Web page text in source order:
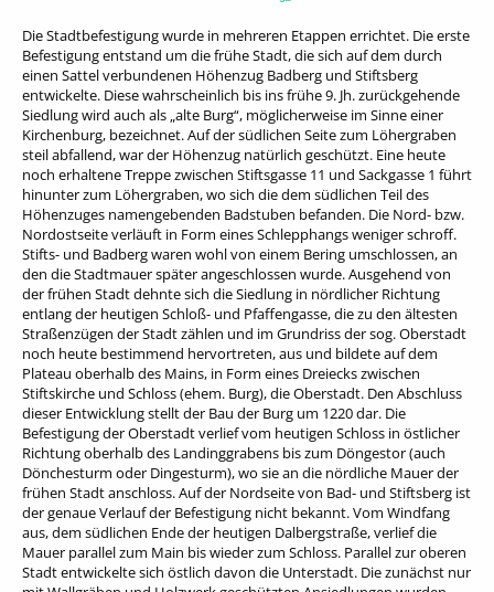
Die Stadtbefestigung wurde in mehreren Etappen errichtet. Die erste
Befestigung entstand um die frühe Stadt, die sich auf dem durch
einen Sattel verbundenen Höhenzug Badberg und Stiftsberg
entwickelte. Diese wahrscheinlich bis ins frühe 9. Jh. zurückgehende
Siedlung wird auch als „alte Burg“, möglicherweise im Sinne einer
Kirchenburg, bezeichnet. Auf der südlichen Seite zum Löhergraben
steil abfallend, war der Höhenzug natürlich geschützt. Eine heute
noch erhaltene Treppe zwischen Stiftsgasse 11 und Sackgasse 1 führt
hinunter zum Löhergraben, wo sich die dem südlichen Teil des
Höhenzuges namengebenden Badstuben befanden. Die Nord- bzw.
Nordostseite verläuft in Form eines Schlepphangs weniger schroff.
Stifts- und Badberg waren wohl von einem Bering umschlossen, an
den die Stadtmauer später angeschlossen wurde. Ausgehend von
der frühen Stadt dehnte sich die Siedlung in nördlicher Richtung
entlang der heutigen Schloß- und Pfaffengasse, die zu den ältesten
Straßenzügen der Stadt zählen und im Grundriss der sog. Oberstadt
noch heute bestimmend hervortreten, aus und bildete auf dem
Plateau oberhalb des Mains, in Form eines Dreiecks zwischen
Stiftskirche und Schloss (ehem. Burg), die Oberstadt. Den Abschluss
dieser Entwicklung stellt der Bau der Burg um 1220 dar. Die
Befestigung der Oberstadt verlief vom heutigen Schloss in östlicher
Richtung oberhalb des Landinggrabens bis zum Döngestor (auch
Dönchesturm oder Dingesturm), wo sie an die nördliche Mauer der
frühen Stadt anschloss. Auf der Nordseite von Bad- und Stiftsberg ist
der genaue Verlauf der Befestigung nicht bekannt. Vom Windfang
aus, dem südlichen Ende der heutigen Dalbergstraße, verlief die
Mauer parallel zum Main bis wieder zum Schloss. Parallel zur oberen
Stadt entwickelte sich östlich davon die Unterstadt. Die zunächst nur